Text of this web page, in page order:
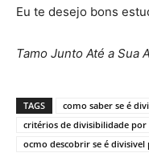
Eu te desejo bons
Tamo Junto Até a Sua
TAGS
como saber se é
critérios de divisibilidade por
ocmo descobrir se é divisivel